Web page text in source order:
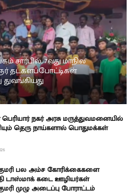
சார்பில், 7வது மாநில
தடகளப்போட்டிகள்
துவங்கியது
நகர் அரசு மருத்துவமனையில்
தெரு நாய்களால் பொதுமக்கள்
பல அம்ச கோரிக்கைகளை
டாஸ்மாக் கடை ஊழியர்கள்
முழு அடைப்பு போராட்டம்